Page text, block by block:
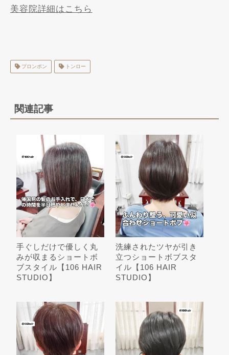
美容院詳細はこちら
プロンポン トンロー
関連記事
手ぐしだけで優しく丸
みが収まるショートボ
ブスタイル【106 HAIR
STUDIO】
洗練されたツヤが引き
立つショートボブスタ
イル【106 HAIR
STUDIO】